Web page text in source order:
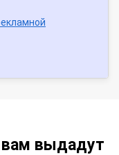
вам выдадут